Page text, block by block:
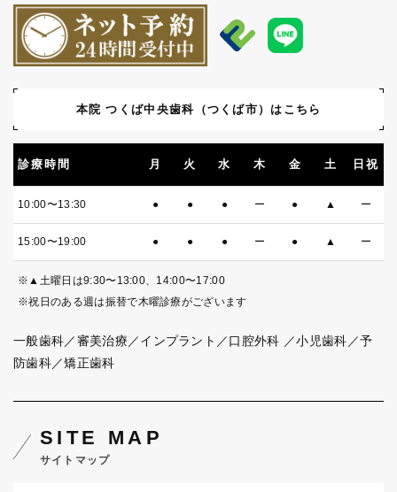
本院 つくば中央歯科 （つくば市）はこちら
診療時間 月 火 水 木 金 土 日祝
10:00〜13:30 ● ● ● ー ● ▲ ー
15:00〜19:00 ● ● ● ー ● ▲ ー
※▲土曜日は9:30〜13:00、14:00〜17:00
※祝日のある週は振替で木曜診療がございます
一般歯科／審美治療／インプラント／口腔外科 ／小児歯科／予
防歯科／矯正歯科
SITE MAP
サイトマップ